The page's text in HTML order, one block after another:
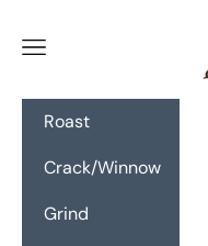
Menu
Roast
Crack/Winnow
Grind